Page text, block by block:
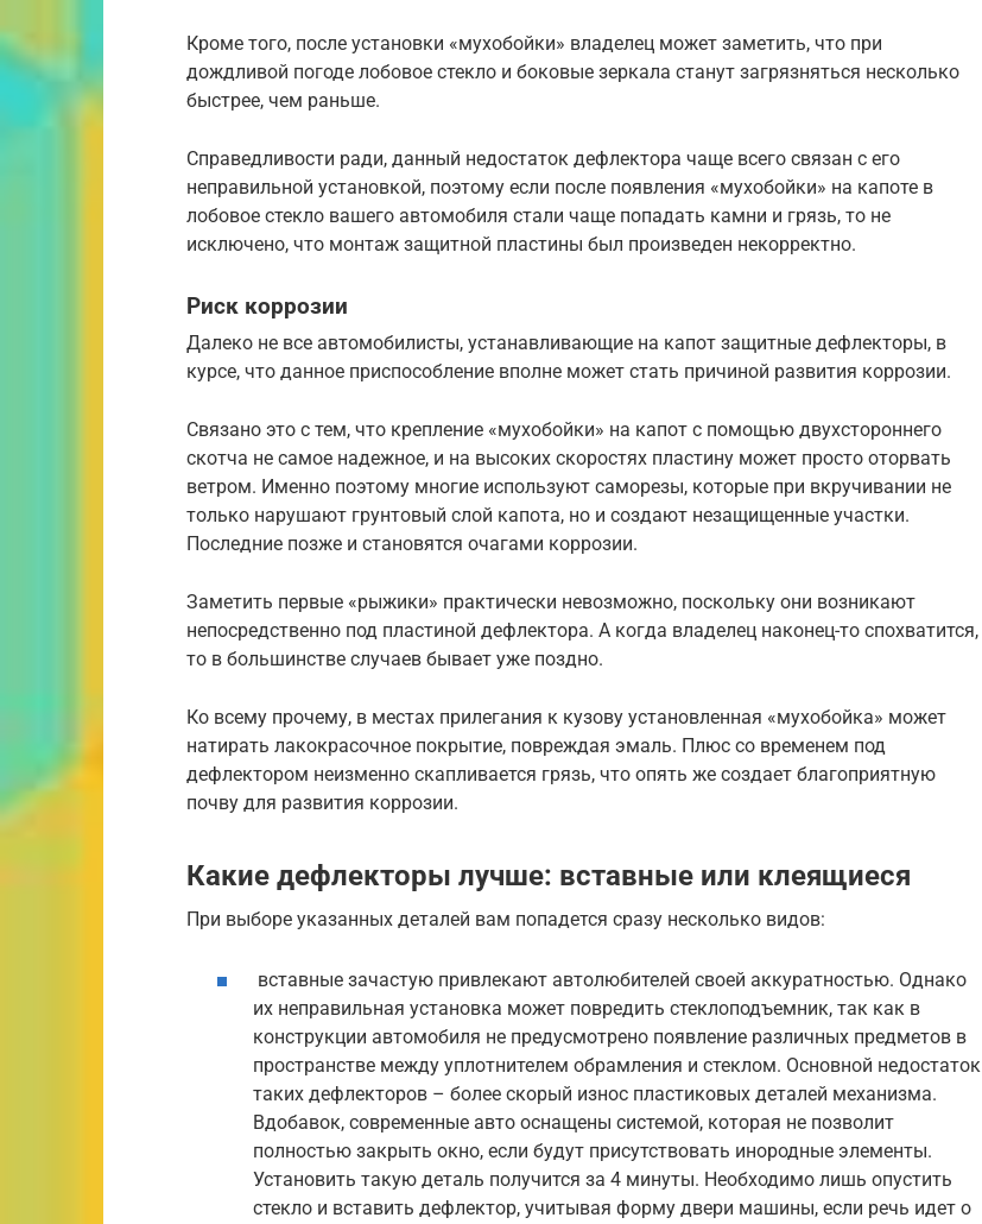
Кроме того, после установки «мухобойки» владелец может заметить, что при
дождливой погоде лобовое стекло и боковые зеркала станут загрязняться несколько
быстрее, чем раньше.
Справедливости ради, данный недостаток дефлектора чаще всего связан с его
неправильной установкой, поэтому если после появления «мухобойки» на капоте в
лобовое стекло вашего автомобиля стали чаще попадать камни и грязь, то не
исключено, что монтаж защитной пластины был произведен некорректно.
Риск коррозии
Далеко не все автомобилисты, устанавливающие на капот защитные дефлекторы, в
курсе, что данное приспособление вполне может стать причиной развития коррозии.
Связано это с тем, что крепление «мухобойки» на капот с помощью двухстороннего
скотча не самое надежное, и на высоких скоростях пластину может просто оторвать
ветром. Именно поэтому многие используют саморезы, которые при вкручивании не
только нарушают грунтовый слой капота, но и создают незащищенные участки.
Последние позже и становятся очагами коррозии.
Заметить первые «рыжики» практически невозможно, поскольку они возникают
непосредственно под пластиной дефлектора. А когда владелец наконец-то спохватится,
то в большинстве случаев бывает уже поздно.
Ко всему прочему, в местах прилегания к кузову установленная «мухобойка» может
натирать лакокрасочное покрытие, повреждая эмаль. Плюс со временем под
дефлектором неизменно скапливается грязь, что опять же создает благоприятную
почву для развития коррозии.
Какие дефлекторы лучше: вставные или клеящиеся
При выборе указанных деталей вам попадется сразу несколько видов:
вставные зачастую привлекают автолюбителей своей аккуратностью. Однако
их неправильная установка может повредить стеклоподъемник, так как в
конструкции автомобиля не предусмотрено появление различных предметов в
пространстве между уплотнителем обрамления и стеклом. Основной недостаток
таких дефлекторов – более скорый износ пластиковых деталей механизма.
Вдобавок, современные авто оснащены системой, которая не позволит
полностью закрыть окно, если будут присутствовать инородные элементы.
Установить такую деталь получится за 4 минуты. Необходимо лишь опустить
стекло и вставить дефлектор, учитывая форму двери машины, если речь идет о